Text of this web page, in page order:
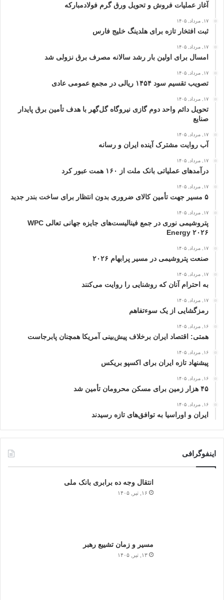
آغاز عملیات فروش و تحویل ورق گرم فولادمبارکه
۱۷, مرداد, ۱۴۰۵
ثبت افتخار تازه برای هلدینگ خلیج‌ فارس
۱۷, مرداد, ۱۴۰۵
امسال برای اولین بار رشد سالانه مصرف برق نزولی شد
۱۷, مرداد, ۱۴۰۵
تصویب تقسیم سود ۱۴۵۴ ریالی در مجمع عمومی عادی
۱۷, مرداد, ۱۴۰۵
تحویل دائم واحد دوم گازی نیروگاه گل‌گهر با هدف تأمین برق پایدار
صنایع
۱۷, مرداد, ۱۴۰۵
آب روایت مشترک آینده ایران و رسانه
۱۷, مرداد, ۱۴۰۵
درآمدهای عملیاتی بانک ملت از ۱۶۰ همت عبور كرد
۱۷, مرداد, ۱۴۰۵
۵ مسیر جهت تأمین کالای ضروری بدون انتظار برای ساخت بندر جدید
۱۷, مرداد, ۱۴۰۵
پتروشیمی نوری در جمع فینالیست‌های جایزه جهانی تعالی WPC
Energy ۲۰۲۶
۱۷, مرداد, ۱۴۰۵
صنعت پتروشیمی در مسیر پرابهام ۲۰۲۶
۱۷, مرداد, ۱۴۰۵
به احترام آنان که روشنایی را روایت می‌کنند
۱۷, مرداد, ۱۴۰۵
رمزگشایی از یک سوءتفاهم
۱۶, مرداد, ۱۴۰۵
همتی: اقتصاد ایران برخلاف پیش‌بینی آمریکا همچنان پابرجاست
۱۶, مرداد, ۱۴۰۵
پیشنهاد تازه ایران برای اکسپو بریکس
۱۶, مرداد, ۱۴۰۵
۴۵ هزار زمین برای مسکن محرومان تأمین شد
۱۶, مرداد, ۱۴۰۵
ایران و اوراسیا به توافق‌های تازه رسیدند
اینفوگرافی
انتقال وجه ده برابری بانک ملی
۱۶, تیر, ۱۴۰۵
مسیر و زمان تشییع رهبر
۱۳, تیر, ۱۴۰۵